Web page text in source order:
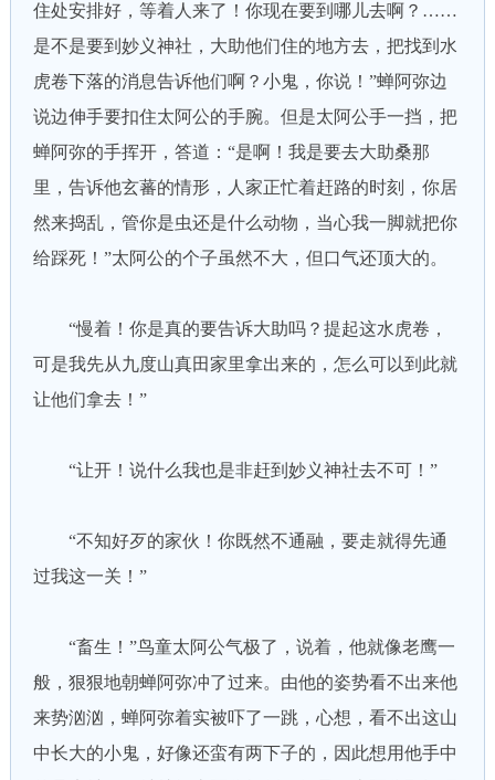
住处安排好，等着人来了！你现在要到哪儿去啊？……
是不是要到妙义神社，大助他们住的地方去，把找到水
虎卷下落的消息告诉他们啊？小鬼，你说！”蝉阿弥边
说边伸手要扣住太阿公的手腕。但是太阿公手一挡，把
蝉阿弥的手挥开，答道：“是啊！我是要去大助桑那
里，告诉他玄蕃的情形，人家正忙着赶路的时刻，你居
然来捣乱，管你是虫还是什么动物，当心我一脚就把你
给踩死！”太阿公的个子虽然不大，但口气还顶大的。
“慢着！你是真的要告诉大助吗？提起这水虎卷，
可是我先从九度山真田家里拿出来的，怎么可以到此就
让他们拿去！”
“让开！说什么我也是非赶到妙义神社去不可！”
“不知好歹的家伙！你既然不通融，要走就得先通
过我这一关！”
“畜生！”鸟童太阿公气极了，说着，他就像老鹰一
般，狠狠地朝蝉阿弥冲了过来。由他的姿势看不出来他
来势汹汹，蝉阿弥着实被吓了一跳，心想，看不出这山
中长大的小鬼，好像还蛮有两下子的，因此想用他手中